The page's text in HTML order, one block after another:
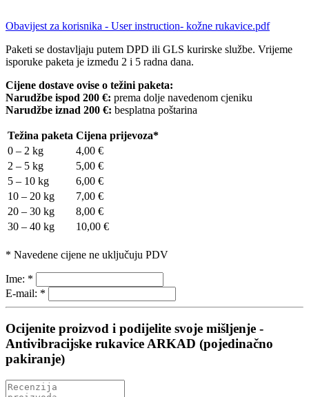
Obavijest za korisnika - User instruction- kožne rukavice.pdf
Paketi se dostavljaju putem DPD ili GLS kurirske službe. Vrijeme
isporuke paketa je između 2 i 5 radna dana.
Cijene dostave ovise o težini paketa:
Narudžbe ispod 200 €: prema dolje navedenom cjeniku
Narudžbe iznad 200 €: besplatna poštarina
Težina paketa Cijena prijevoza*
0 – 2 kg
4,00 €
2 – 5 kg
5,00 €
5 – 10 kg
6,00 €
10 – 20 kg
7,00 €
20 – 30 kg
8,00 €
30 – 40 kg
10,00 €
* Navedene cijene ne uključuju PDV
Ime: *
E-mail: *
Ocijenite proizvod i podijelite svoje mišljenje -
Antivibracijske rukavice ARKAD (pojedinačno
pakiranje)